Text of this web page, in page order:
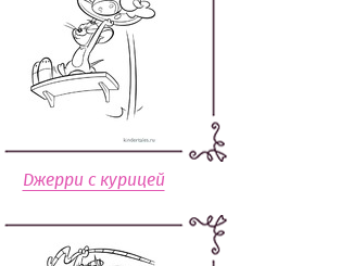
Джерри с курицей